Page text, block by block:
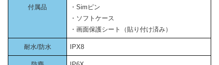
付属品
・Simピン
・ソフトケース
・画面保護シート（貼り付け済み）
耐水/防水 IPX8